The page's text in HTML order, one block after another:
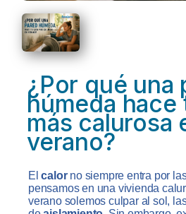
Unidad Ventilación Inteligente
Unidad Ventilación Inteligente
¿Por qué una
húmeda hace
más calurosa
verano?
Elcalorno siempre entra por
pensamos en una vivienda
verano solemos culpar al sol,